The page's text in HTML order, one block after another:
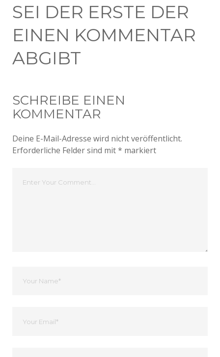
SEI DER ERSTE DER
EINEN KOMMENTAR
ABGIBT
SCHREIBE EINEN
KOMMENTAR
Deine E-Mail-Adresse wird nicht veröffentlicht.
Erforderliche Felder sind mit* markiert
Kommentar
Name
Email